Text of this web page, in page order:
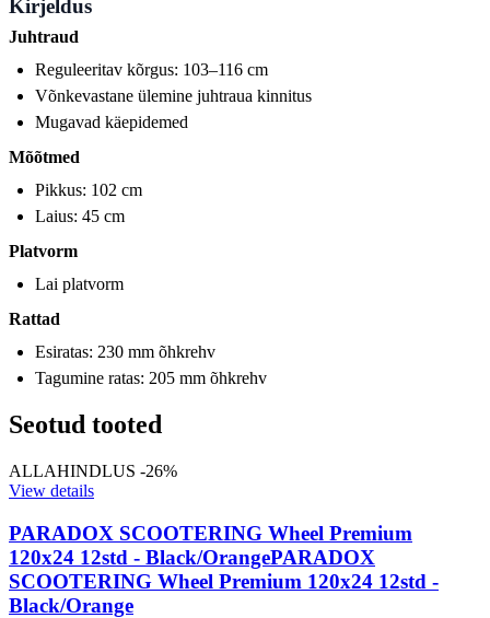
Kirjeldus
Juhtraud
Reguleeritav kõrgus: 103–116 cm
Võnkevastane ülemine juhtraua kinnitus
Mugavad käepidemed
Mõõtmed
Pikkus: 102 cm
Laius: 45 cm
Platvorm
Lai platvorm
Rattad
Esiratas: 230 mm õhkrehv
Tagumine ratas: 205 mm õhkrehv
Seotud tooted
ALLAHINDLUS -26%
View details
PARADOX SCOOTERING Wheel Premium
120x24 12std - Black/OrangePARADOX
SCOOTERING Wheel Premium 120x24 12std -
Black/Orange